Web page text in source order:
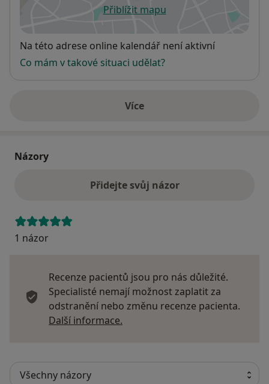
Přiblížit mapuse otevře v nové záložce
Dostupnost
Na této adrese online kalendář není aktivní
Co mám v takové situaci udělat?
Víceo adrese
Názory
Přidejte svůj názor
1 názor
Recenze pacientů jsou pro nás důležité.
Specialisté nemají možnost zaplatit za
odstranění nebo změnu recenze pacienta.
Další informace.